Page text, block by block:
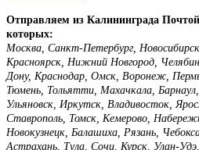
Отправляем из Калининграда Почтой
которых:
Москва, Санкт-Петербург,
Красноярск, Нижний Новгород,
Дону, Краснодар, Омск, Воронеж,
Тюмень, Тольятти, Махачкала,
Ульяновск, Иркутск, Владивосток,
Ставрополь, Томск, Кемерово,
Новокузнецк, Балашиха, Рязань,
Астрахань, Тула, Сочи, Курск, Улан-